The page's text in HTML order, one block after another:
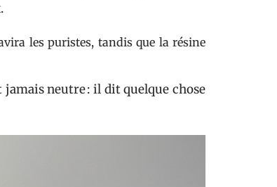
les puristes, tandis que la résine
jamais neutre : il dit quelque chose